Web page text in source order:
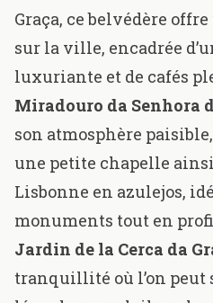
Graça, ce belvédère
sur la ville, encadrée
luxuriante et de cafés
Miradouro da Senhora
son atmosphère
une petite chapelle ainsi
Lisbonne en azulejos,
monuments tout en
Jardin de la Cerca da
tranquillité où l’on peut